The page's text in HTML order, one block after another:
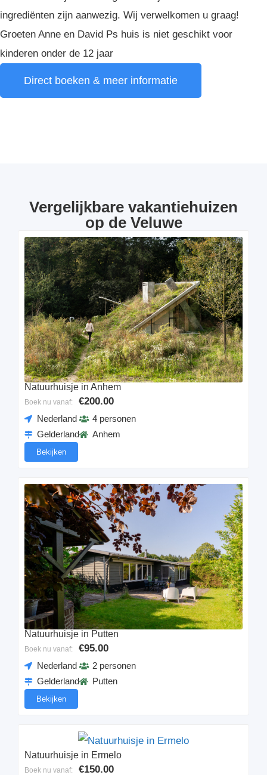
ingrediënten zijn aanwezig. Wij verwelkomen u graag!
Groeten Anne en David Ps huis is niet geschikt voor
kinderen onder de 12 jaar
Direct boeken & meer informatie
Vergelijkbare vakantiehuizen
op de Veluwe
Natuurhuisje in Anhem
Boek nu vanaf: €200.00
Nederland
Gelderland
4 personen
Anhem
Bekijken
Natuurhuisje in Putten
Boek nu vanaf: €95.00
Nederland
Gelderland
2 personen
Putten
Bekijken
Natuurhuisje in Ermelo
Boek nu vanaf: €150.00